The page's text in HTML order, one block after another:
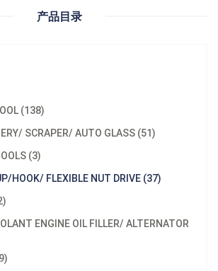
产品目录
(138)
SCRAPER/ AUTO GLASS (51)
(3)
HOOK/ FLEXIBLE NUT DRIVE (37)
ENGINE OIL FILLER/ ALTERNATOR